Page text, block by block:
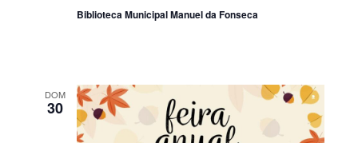
Biblioteca Municipal Manuel da Fonseca
DOM
30